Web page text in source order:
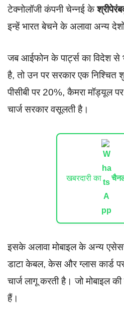
टेक्नोलॉजी कंपनी चेन्नई के
इन्हें भारत बेचने के अलावा अन्य
जब आईफोन के पार्ट्स का विदेश से
है, तो उन पर सरकार एक
पीसीबी पर 20%, कैमरा मॉड्यूल
चार्ज सरकार वसूलती है।
खबरदारी का
इसके अलावा मोबाइल के अन्य
डाटा केबल, केस और ग्लास कार्ड
चार्ज लागू करती है। जो मोबाइल
हैं।